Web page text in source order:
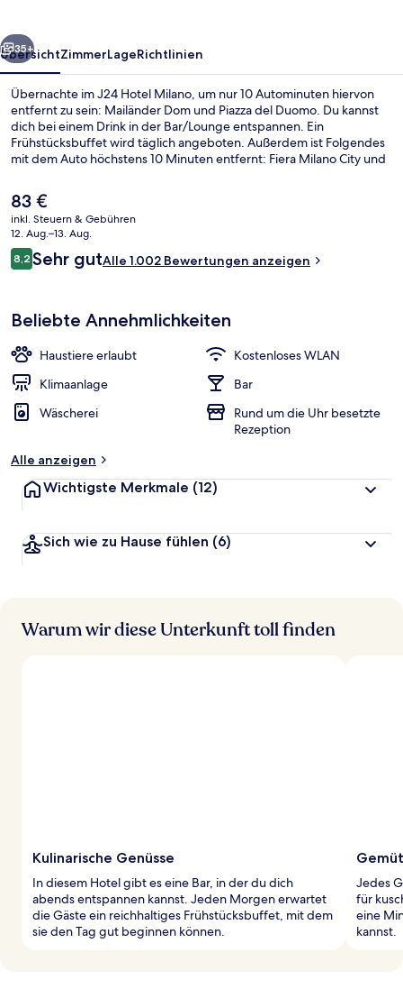
Weiter
35+
ÜbersichtZimmerLageRichtlinien
Übernachte im J24 Hotel Milano, um nur 10 Autominuten hiervon
entfernt zu sein: Mailänder Dom und Piazza del Duomo. Du kannst
dich bei einem Drink in der Bar/Lounge entspannen. Ein
Frühstücksbuffet wird täglich angeboten. Außerdem ist Folgendes
mit dem Auto höchstens 10 Minuten entfernt: Fiera Milano City und
Entfernung zu den öffentlichen Verkehrsmitteln: Zur
Straßenbahnhaltestelle Via Bernina sind es 4 und zur Metrostation
Maciachini sind es 4 Gehminuten.
Der
aktuelle
Preis
beträgt
83 €.
83 €
inkl. Steuern & Gebühren
12. Aug.–13. Aug.
Bewertungen
8,28,2 von 10.
Sehr gutAlle 1.002 Bewertungen anzeigen
Beliebte Annehmlichkeiten
Haustiere erlaubt
Kostenloses WLAN
Klimaanlage
Bar
Wäscherei
Rund um die Uhr besetzte
Rezeption
Alle anzeigen
Wichtigste Merkmale (12)
Sich wie zu Hause fühlen (6)
Warum wir diese Unterkunft toll finden
Kulinarische Genüsse
In diesem Hotel gibt es eine Bar, in der du dich
abends entspannen kannst. Jeden Morgen erwartet
die Gäste ein reichhaltiges Frühstücksbuffet, mit dem
sie den Tag gut beginnen können.
Jedes
für
eine
kannst.